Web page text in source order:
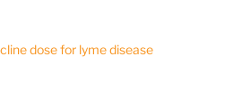
dose for lyme disease